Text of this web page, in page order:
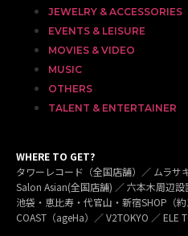
JEWELRY & ACCESSORIES
EVENTS & LEISURE
MOVIES & VIDEO
MUSIC
OTHERS
TALENT & ENTERTAINER
WHERE TO GET?
タワーレコード（全国店舗）／ ムラサ
Salon Asian(全国店舗) ／ 六本木周辺
池袋・恵比寿・代官山・新宿SHOP（
COAST（ageHa）／ V2TOKYO ／ ELE